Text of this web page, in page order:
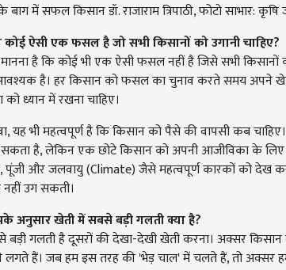
बाग में सफल किसान डॉ. राजाराम त्रिपाठी, फोटो साभार:
ऐसी एक फसल है जो सभी किसानों को उगानी चाहिए?
है कि कोई भी एक ऐसी फसल नहीं है जिसे सभी किसानों
है। हर किसान को फसल का चुनाव करते समय अपने खेत
को ध्यान में रखना चाहिए।
यह भी महत्वपूर्ण है कि किसान को पैसे की वापसी कब
है, लेकिन एक छोटे किसान को अपनी आजीविका के
और जलवायु (Climate) जैसे महत्वपूर्ण कारकों को देख
उग सकती।
अनुसार खेती में सबसे बड़ी गलती क्या है?
बड़ी गलती है दूसरों की देखा-देखी खेती करना। अक्सर
हैं। जब हम इस तरह की 'भेड़ चाल' में चलते हैं, तो अक्सर हमें